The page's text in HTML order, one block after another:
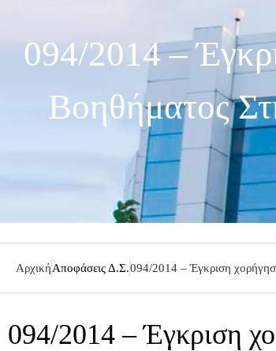
094/2014 –
Βοηθήματος
ΑρχικήΑποφάσεις Δ.Σ.094/2014 – Έγκριση
094/2014 – Έγκριση